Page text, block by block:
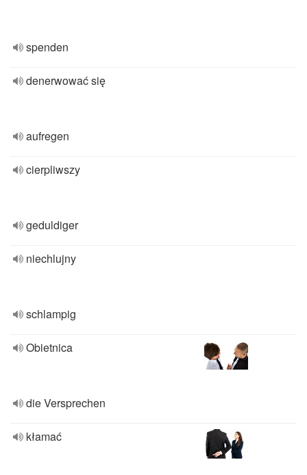
spenden
denerwować się
aufregen
cierpliwszy
geduldiger
niechlujny
schlampig
Obietnica
die Versprechen
kłamać